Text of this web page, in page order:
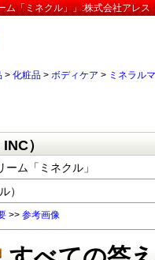
ム「ミネクル」」:株式会社アレ
> 化粧品 > ボディケア > ミネラル
）
ム「ミネクル」
）
>> 参考画像